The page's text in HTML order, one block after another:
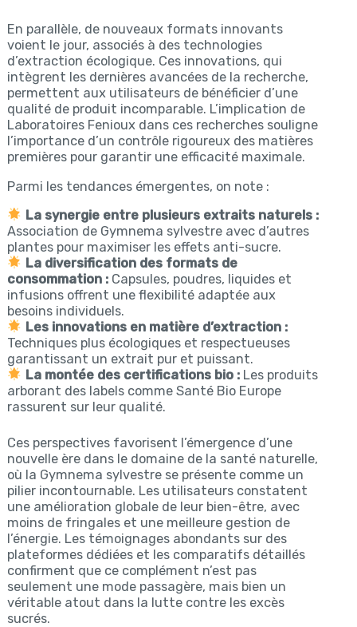
En parallèle, de nouveaux formats innovants
voient le jour, associés à des technologies
d’extraction écologique. Ces innovations, qui
intègrent les dernières avancées de la recherche,
permettent aux utilisateurs de bénéficier d’une
qualité de produit incomparable. L’implication de
Laboratoires Fenioux dans ces recherches souligne
l’importance d’un contrôle rigoureux des matières
premières pour garantir une efficacité maximale.
Parmi les tendances émergentes, on note :
La synergie entre plusieurs extraits naturels :
Association de Gymnema sylvestre avec d’autres
plantes pour maximiser les effets anti-sucre.
La diversification des formats de
consommation :Capsules, poudres, liquides et
infusions offrent une flexibilité adaptée aux
besoins individuels.
Les innovations en matière d’extraction :
Techniques plus écologiques et respectueuses
garantissant un extrait pur et puissant.
La montée des certifications bio :Les produits
arborant des labels comme Santé Bio Europe
rassurent sur leur qualité.
Ces perspectives favorisent l’émergence d’une
nouvelle ère dans le domaine de la santé naturelle,
où la Gymnema sylvestre se présente comme un
pilier incontournable. Les utilisateurs constatent
une amélioration globale de leur bien-être, avec
moins de fringales et une meilleure gestion de
l’énergie. Les témoignages abondants sur des
plateformes dédiées et les comparatifs détaillés
confirment que ce complément n’est pas
seulement une mode passagère, mais bien un
véritable atout dans la lutte contre les excès
sucrés.